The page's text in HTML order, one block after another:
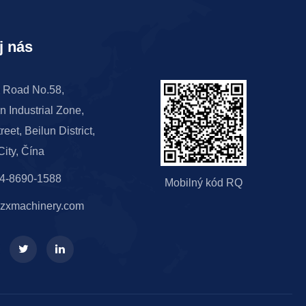
nás
Road No.58,
Industrial Zone,
Beilun District,
Čína
8690-1588 Mobilný kód RQ